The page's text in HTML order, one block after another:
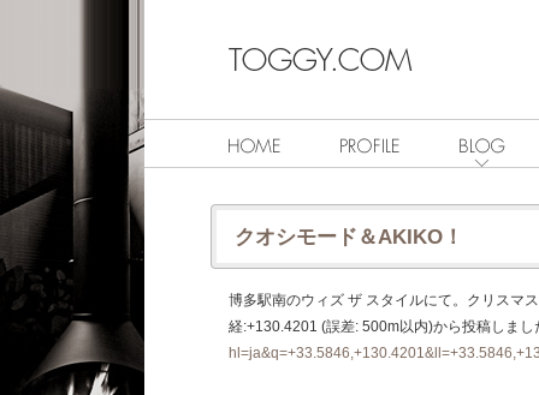
クオシモード＆AKIKO！
博多駅南のウィズ ザ スタイルにて。クリス
経:+130.4201 (誤差: 500m以内)から投稿しま